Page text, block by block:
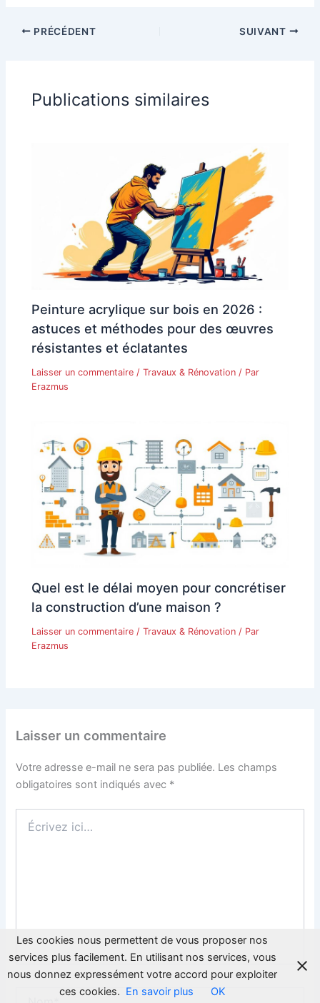
PRÉCÉDENT SUIVANT
Publications similaires
Peinture acrylique sur bois en 2026 :
astuces et méthodes pour des œuvres
résistantes et éclatantes
Laisser un commentaire /Travaux & Rénovation / Par
Erazmus
Quel est le délai moyen pour concrétiser
la construction d’une maison ?
Laisser un commentaire /Travaux & Rénovation / Par
Erazmus
Laisser un commentaire
Votre adresse e-mail ne sera pas publiée. Les champs
obligatoires sont indiqués avec *
ici…
Les cookies nous permettent de vous proposer nos
services plus facilement. En utilisant nos services, vous
nous donnez expressément votre accord pour exploiter
ces cookies. En savoir plus OK